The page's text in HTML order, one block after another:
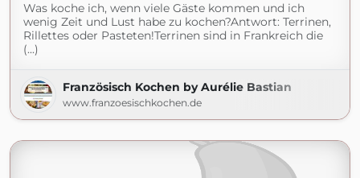
Was koche ich, wenn viele Gäste kommen und ich
wenig Zeit und Lust habe zu kochen?Antwort: Terrinen,
Rillettes oder Pasteten!Terrinen sind in Frankreich die
(...)
Französisch Kochen by Aurélie Bastian
www.franzoesischkochen.de